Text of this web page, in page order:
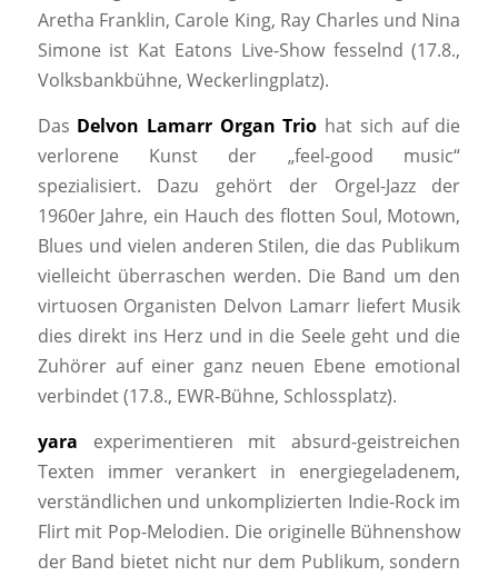
Aretha Franklin, Carole King, Ray Charles und Nina
Simone ist Kat Eatons Live-Show fesselnd (17.8.,
Volksbankbühne, Weckerlingplatz).
Das Delvon Lamarr Organ Trio hat sich auf die
verlorene Kunst der „feel-good music“
spezialisiert. Dazu gehört der Orgel-Jazz der
1960er Jahre, ein Hauch des flotten Soul, Motown,
Blues und vielen anderen Stilen, die das Publikum
vielleicht überraschen werden. Die Band um den
virtuosen Organisten Delvon Lamarr liefert Musik
dies direkt ins Herz und in die Seele geht und die
Zuhörer auf einer ganz neuen Ebene emotional
verbindet (17.8., EWR-Bühne, Schlossplatz).
yara experimentieren mit absurd-geistrei­chen
Texten immer verankert in energiegeladenem,
ver­ständlichen und unkomplizierten Indie-Rock im
Flirt mit Pop-Melodien. Die originelle Bühnenshow
der Band bietet nicht nur dem Publikum, sondern